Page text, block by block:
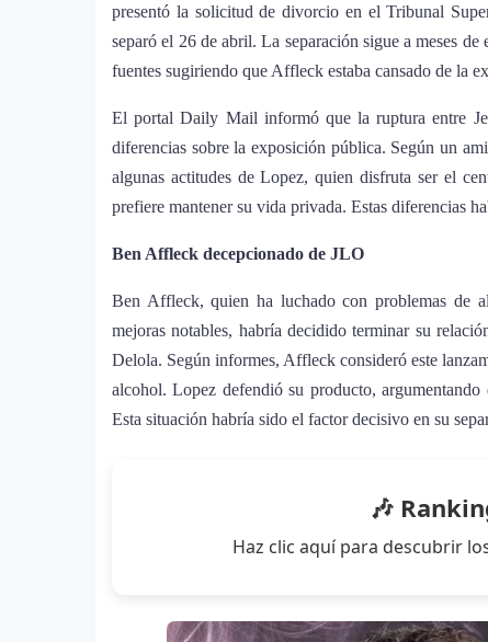
5
Lady Gaga sorprende con
que marca el cierre de su era
6
J Balvin y Ryan Castro lanzan
Snake y Eladio Carrión
¿Cristian Castro terminó con
amorosa y confiesa que “no le gusta
Bad Bunny causa revuelo en
World Tour”
Maluma se corona como el mejor
homenaje a la moda colombiana
presentó la solicitud de divorcio en el Tribunal
separó el 26 de abril. La separación sigue a meses
fuentes sugiriendo que Affleck estaba cansado de la
El portal Daily Mail informó que la ruptura entre
diferencias sobre la exposición pública. Según un
algunas actitudes de Lopez, quien disfruta ser el
prefiere mantener su vida privada. Estas diferencias
Ben Affleck decepcionado de JLO
Ben Affleck, quien ha luchado con problemas de
mejoras notables, habría decidido terminar su
Delola. Según informes, Affleck consideró este
alcohol. Lopez defendió su producto,
Esta situación habría sido el factor decisivo en su
🎶
Haz clic aquí para descubrir